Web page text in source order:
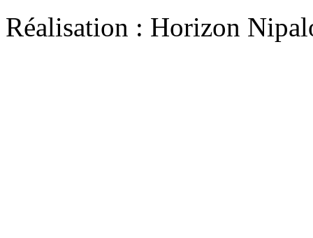
Réalisation : Horizon